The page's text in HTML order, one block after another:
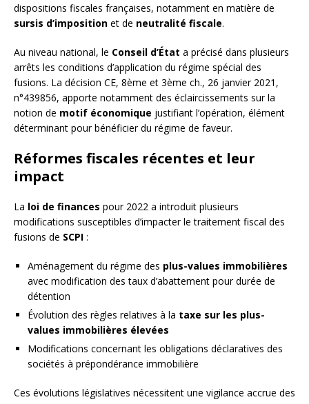
dispositions fiscales françaises, notamment en matière de
sursis d’imposition et de neutralité fiscale.
Au niveau national, le Conseil d’État a précisé dans plusieurs
arrêts les conditions d’application du régime spécial des
fusions. La décision CE, 8ème et 3ème ch., 26 janvier 2021,
n°439856, apporte notamment des éclaircissements sur la
notion de motif économique justifiant l’opération, élément
déterminant pour bénéficier du régime de faveur.
Réformes fiscales récentes et leur
impact
La loi de finances pour 2022 a introduit plusieurs
modifications susceptibles d’impacter le traitement fiscal des
fusions de SCPI :
Aménagement du régime des plus-values immobilières
avec modification des taux d’abattement pour durée de
détention
Évolution des règles relatives à la taxe sur les plus-
values immobilières élevées
Modifications concernant les obligations déclaratives des
sociétés à prépondérance immobilière
Ces évolutions législatives nécessitent une vigilance accrue des